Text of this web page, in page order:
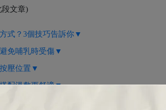
段文章)
式？3個技巧告訴你▼
免哺乳時受傷▼
壓位置▼
配溫敷更舒適▼
】，為您準備各種產前產後所需▼